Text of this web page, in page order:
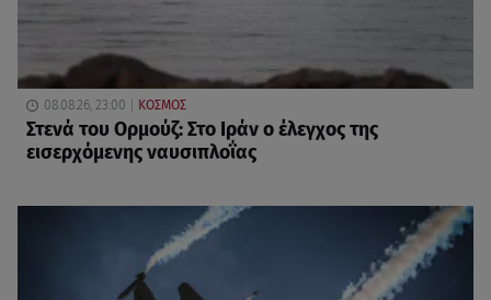
08.08.26, 23:00 ΚΟΣΜΟΣ
Στενά του Ορμούζ: Στο Ιράν ο έλεγχος της
εισερχόμενης ναυσιπλοΐας